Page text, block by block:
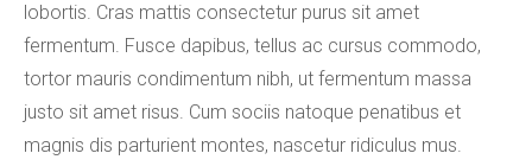
lobortis. Cras mattis consectetur purus sit amet
fermentum. Fusce dapibus, tellus ac cursus commodo,
tortor mauris condimentum nibh, ut fermentum massa
justo sit amet risus. Cum sociis natoque penatibus et
magnis dis parturient montes, nascetur ridiculus mus.